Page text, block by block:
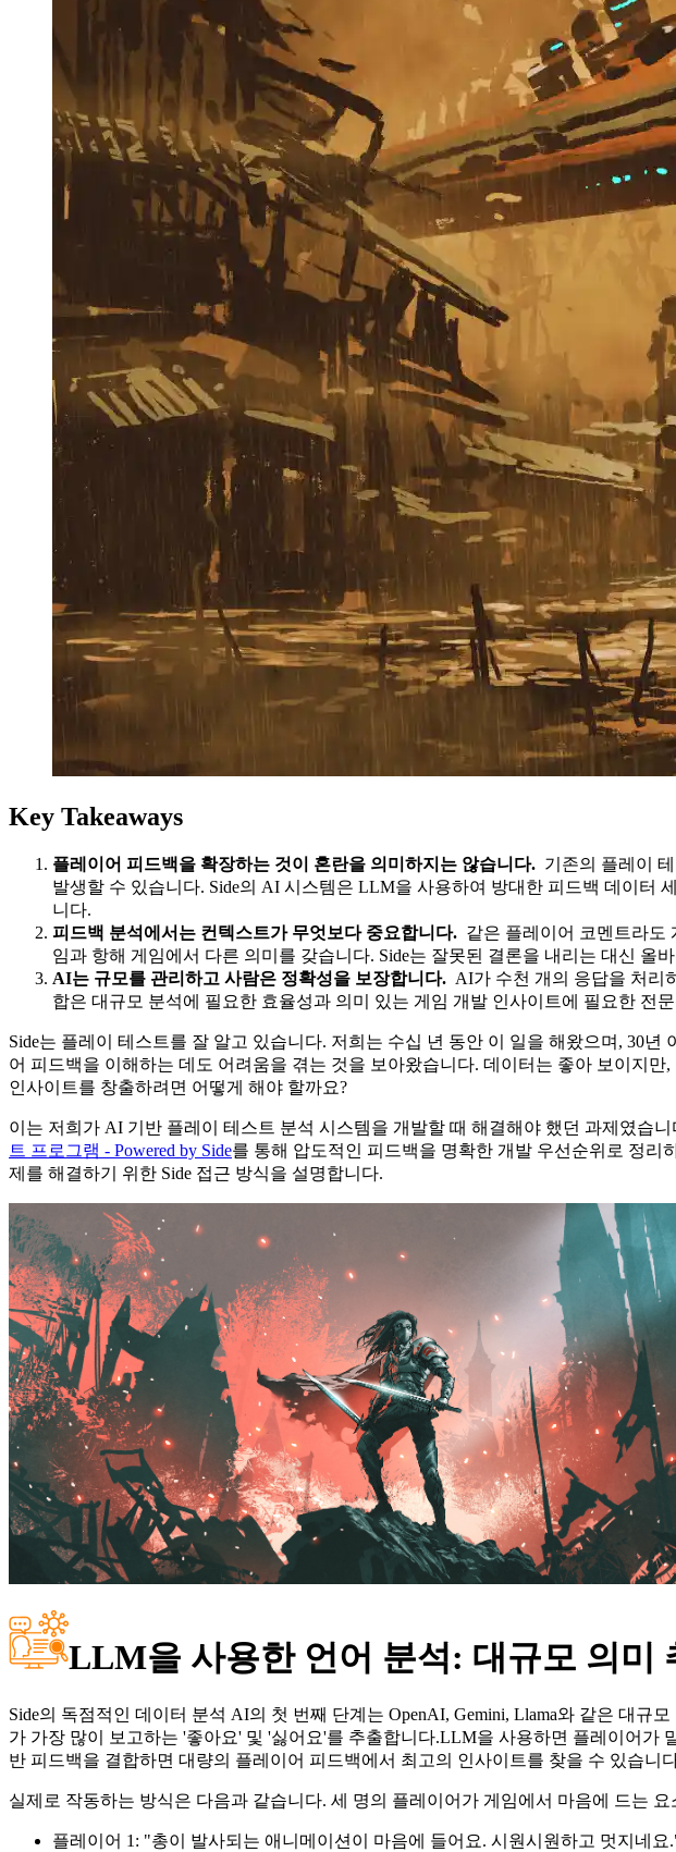
Key Takeaways
플레이어 피드백을 확장하는 것이 혼란을 의미하지는 않습니다. 기존의 플레이
발생할 수 있습니다. Side의 AI 시스템은 LLM을 사용하여 방대한 피드백 데이터
니다.
피드백 분석에서는 컨텍스트가 무엇보다 중요합니다. 같은 플레이어 코멘트라도
임과 항해 게임에서 다른 의미를 갖습니다. Side는 잘못된 결론을 내리는 대신
AI는 규모를 관리하고 사람은 정확성을 보장합니다. AI가 수천 개의 응답을 처리
합은 대규모 분석에 필요한 효율성과 의미 있는 게임 개발 인사이트에 필요한 전
Side는 플레이 테스트를 잘 알고 있습니다. 저희는 수십 년 동안 이 일을 해왔으며, 30년
어 피드백을 이해하는 데도 어려움을 겪는 것을 보아왔습니다. 데이터는 좋아 보이지만
인사이트를 창출하려면 어떻게 해야 할까요?
이는 저희가 AI 기반 플레이 테스트 분석 시스템을 개발할 때 해결해야 했던 과제였습니
트 프로그램 - Powered by Side를 통해 압도적인 피드백을 명확한 개발 우선순위로 정
제를 해결하기 위한 Side 접근 방식을 설명합니다.
LLM을 사용한 언어 분석: 대규모 의미
Side의 독점적인 데이터 분석 AI의 첫 번째 단계는 OpenAI, Gemini, Llama와 같은 대규
가 가장 많이 보고하는 '좋아요' 및 '싫어요'를 추출합니다.LLM을 사용하면 플레이어가
반 피드백을 결합하면 대량의 플레이어 피드백에서 최고의 인사이트를 찾을 수 있습니
실제로 작동하는 방식은 다음과 같습니다. 세 명의 플레이어가 게임에서 마음에 드는
플레이어 1: "총이 발사되는 애니메이션이 마음에 들어요. 시원시원하고 멋지네요